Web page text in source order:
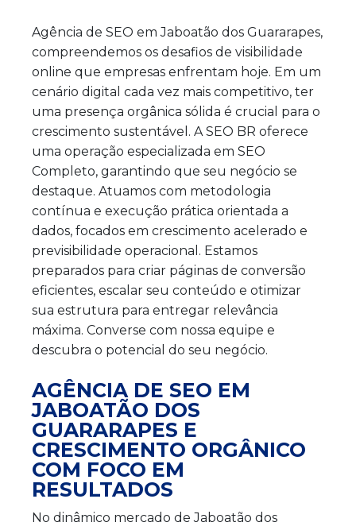
Agência de SEO em Jaboatão dos Guararapes,
compreendemos os desafios de visibilidade
online que empresas enfrentam hoje. Em um
cenário digital cada vez mais competitivo, ter
uma presença orgânica sólida é crucial para o
crescimento sustentável. A SEO BR oferece
uma operação especializada em SEO
Completo, garantindo que seu negócio se
destaque. Atuamos com metodologia
contínua e execução prática orientada a
dados, focados em crescimento acelerado e
previsibilidade operacional. Estamos
preparados para criar páginas de conversão
eficientes, escalar seu conteúdo e otimizar
sua estrutura para entregar relevância
máxima. Converse com nossa equipe e
descubra o potencial do seu negócio.
AGÊNCIA DE SEO EM
JABOATÃO DOS
GUARARAPES E
CRESCIMENTO ORGÂNICO
COM FOCO EM
RESULTADOS
No dinâmico mercado de Jaboatão dos